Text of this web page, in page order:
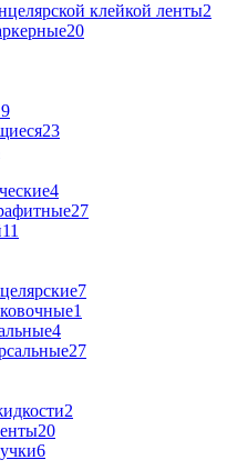
клейкой ленты2
20
23
4
27
11
7
1
4
27
2
20
6